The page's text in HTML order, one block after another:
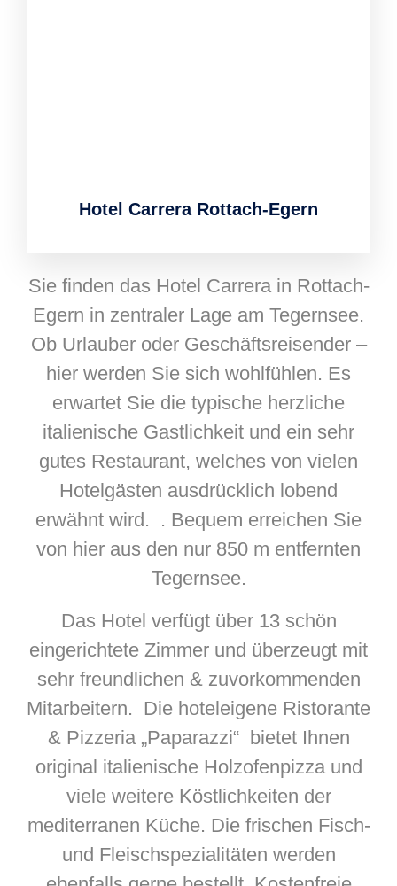
Hotel Carrera Rottach-Egern
Sie finden das Hotel Carrera in Rottach-
Egern in zentraler Lage am Tegernsee.
Ob Urlauber oder Geschäftsreisender –
hier werden Sie sich wohlfühlen. Es
erwartet Sie die typische herzliche
italienische Gastlichkeit und ein sehr
gutes Restaurant, welches von vielen
Hotelgästen ausdrücklich lobend
erwähnt wird. . Bequem erreichen Sie
von hier aus den nur 850 m entfernten
Tegernsee.
Das Hotel verfügt über 13 schön
eingerichtete Zimmer und überzeugt mit
sehr freundlichen & zuvorkommenden
Mitarbeitern. Die hoteleigene Ristorante
& Pizzeria „Paparazzi“ bietet Ihnen
original italienische Holzofenpizza und
viele weitere Köstlichkeiten der
mediterranen Küche. Die frischen Fisch-
und Fleischspezialitäten werden